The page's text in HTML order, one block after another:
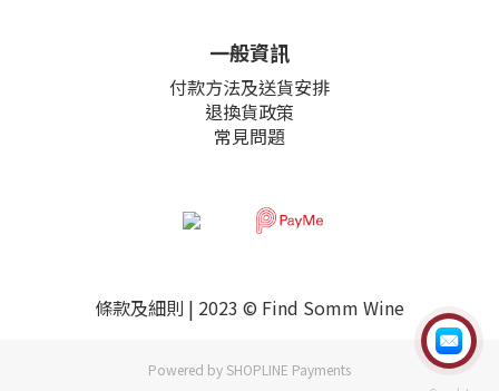
一般資訊
付款方法及送貨安排
退換貨政策
常見問題
條款及細則 | 2023 © Find Somm Wine
Powered by SHOPLINE Payments